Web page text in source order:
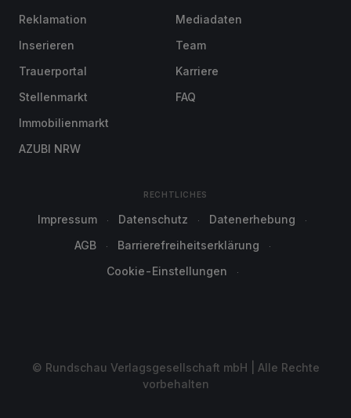
Reklamation
Inserieren
Trauerportal
Stellenmarkt
Immobilienmarkt
AZUBI NRW
Mediadaten
Team
Karriere
FAQ
RECHTLICHES
Impressum Datenschutz
Datenerhebung
AGB
Barrierefreiheitserklärung
Cookie-Einstellungen
© Rundschau Verlagsgesellschaft mbH | Alle Rechte
vorbehalten